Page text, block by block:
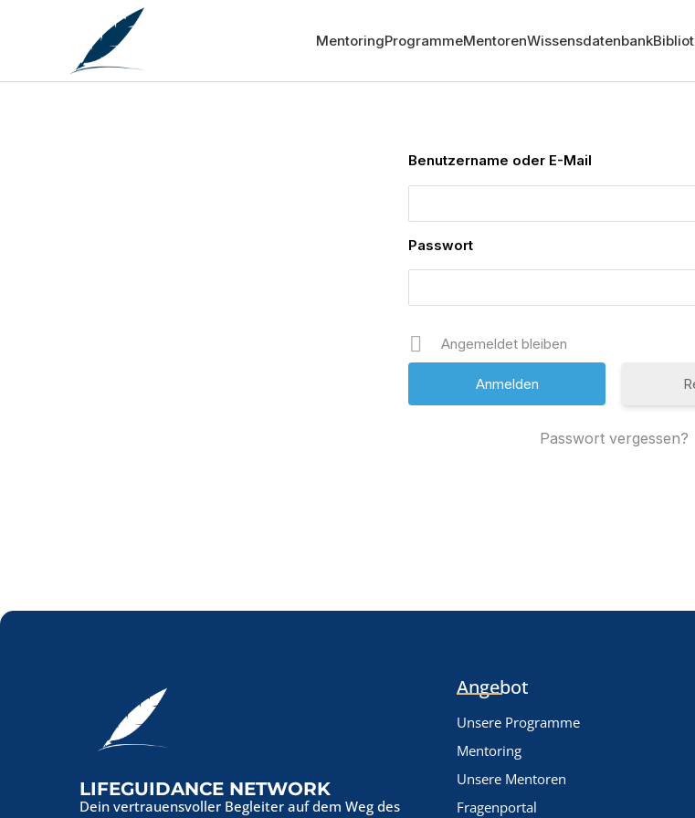
MentoringProgrammeMentorenWissensdatenbank
Benutzername oder E-Mail
Passwort
Angemeldet bleiben
Passwort vergessen?
LIFEGUIDANCE NETWORK
Dein vertrauensvoller Begleiter auf dem Weg des
Angebot
Unsere Programme
Mentoring
Unsere Mentoren
Fragenportal